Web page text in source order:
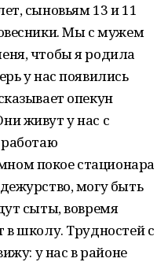
сыновьям 13 и 11
Мы с мужем
чтобы я родила
у нас появились
опекун
живут у нас с
работаю
покое стационара
могу быть
сыты, вовремя
в школу. Трудностей с
у нас в районе